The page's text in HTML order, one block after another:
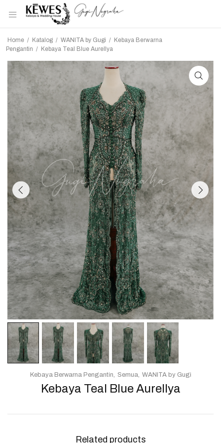
Home / Katalog / WANITA by Gugi / Kebaya Berwarna
Pengantin / Kebaya Teal Blue Aurellya
Kebaya Teal Blue Aurellya
Kebaya Berwarna Pengantin Semua WANITA by Gugi
Related products